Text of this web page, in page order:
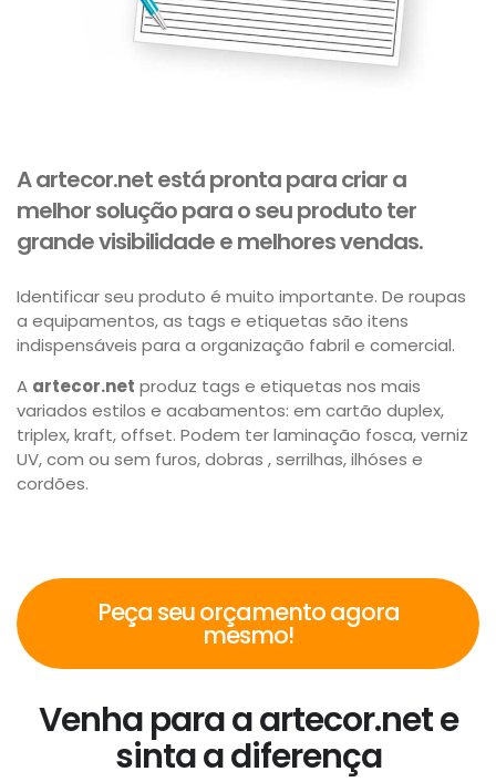
A artecor.net está pronta para criar a
melhor solução para o seu produto ter
grande visibilidade e melhores vendas.
Identificar seu produto é muito importante. De roupas
a equipamentos, as tags e etiquetas são itens
indispensáveis para a organização fabril e comercial.
A artecor.net produz tags e etiquetas nos mais
variados estilos e acabamentos: em cartão duplex,
triplex, kraft, offset. Podem ter laminação fosca, verniz
UV, com ou sem furos, dobras , serrilhas, ilhóses e
cordões.
Peça seu orçamento agora
mesmo!
Venha para a artecor.net e
sinta a diferença